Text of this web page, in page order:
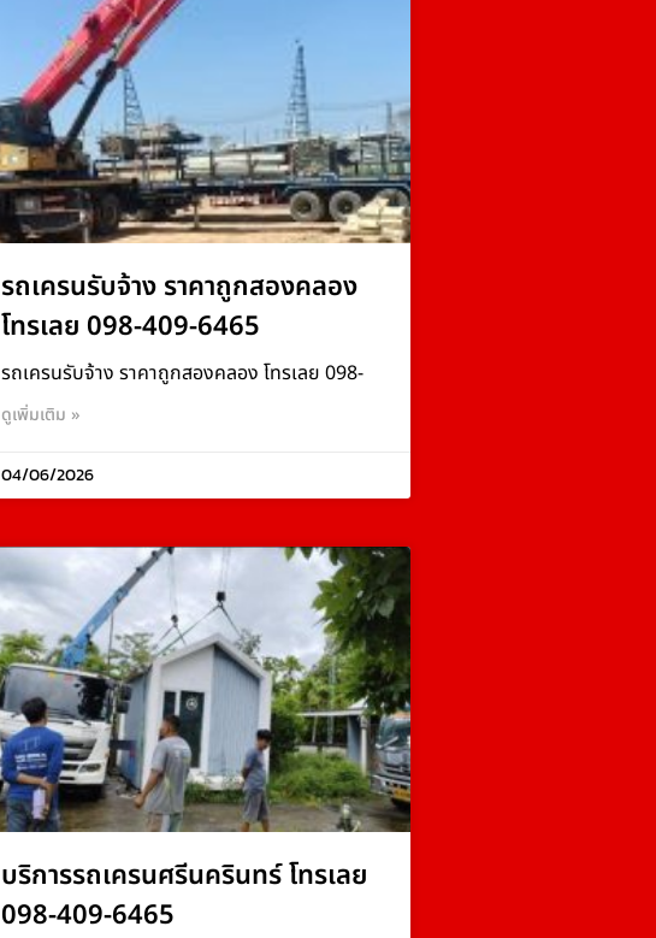
รถเครนรับจ้าง ราคาถูกสองคลอง
โทรเลย 098-409-6465
รถเครนรับจ้าง ราคาถูกสองคลอง โทรเลย 098-
ดูเพิ่มเติม »
04/06/2026
บริการรถเครนศรีนครินทร์ โทรเลย
098-409-6465